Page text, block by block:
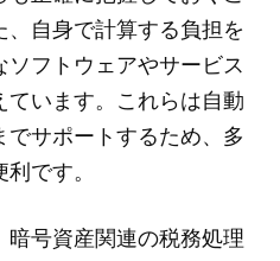
自身で計算する負担を
フトウェアやサービス
います。これらは自動
サポートするため、多
です。
号資産関連の税務処理